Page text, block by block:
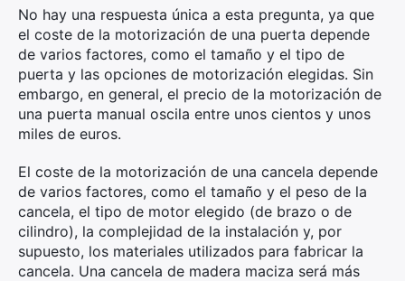
No hay una respuesta única a esta pregunta, ya que
el coste de la motorización de una puerta depende
de varios factores, como el tamaño y el tipo de
puerta y las opciones de motorización elegidas. Sin
embargo, en general, el precio de la motorización de
una puerta manual oscila entre unos cientos y unos
miles de euros.
El coste de la motorización de una cancela depende
de varios factores, como el tamaño y el peso de la
cancela, el tipo de motor elegido (de brazo o de
cilindro), la complejidad de la instalación y, por
supuesto, los materiales utilizados para fabricar la
cancela. Una cancela de madera maciza será más